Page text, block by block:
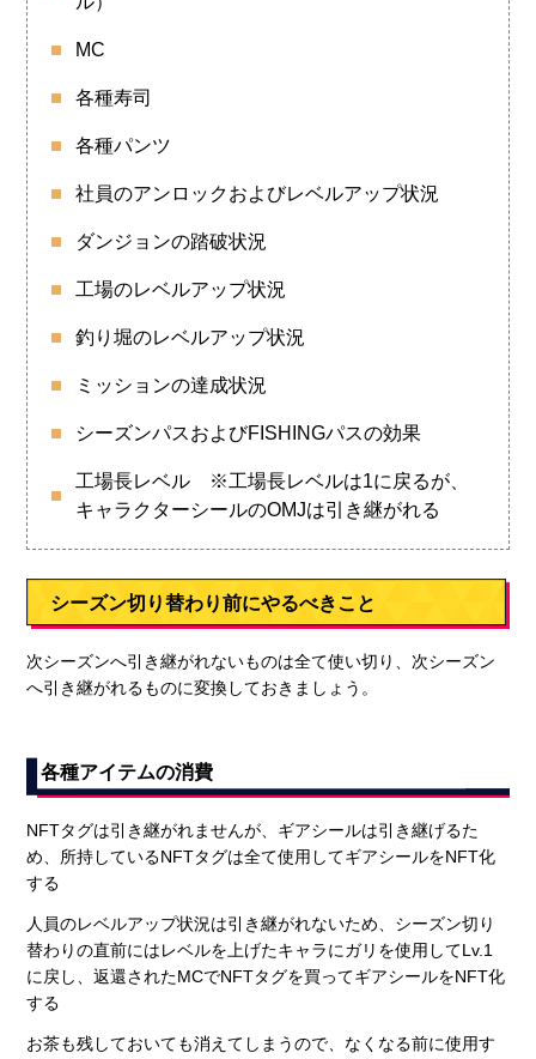
MC
各種寿司
各種パンツ
社員のアンロックおよびレベルアップ状況
ダンジョンの踏破状況
工場のレベルアップ状況
釣り堀のレベルアップ状況
ミッションの達成状況
シーズンパスおよびFISHINGパスの効果
工場長レベル ※工場長レベルは1に戻るが、
キャラクターシールのOMJは引き継がれる
シーズン切り替わり前にやるべきこと
次シーズンへ引き継がれないものは全て使い切り、次シーズン
へ引き継がれるものに変換しておきましょう。
各種アイテムの消費
NFTタグは引き継がれませんが、ギアシールは引き継げるた
め、所持しているNFTタグは全て使用してギアシールをNFT化
する
人員のレベルアップ状況は引き継がれないため、シーズン切り
替わりの直前にはレベルを上げたキャラにガリを使用してLv.1
に戻し、返還されたMCでNFTタグを買ってギアシールをNFT化
する
お茶も残しておいても消えてしまうので、なくなる前に使用す